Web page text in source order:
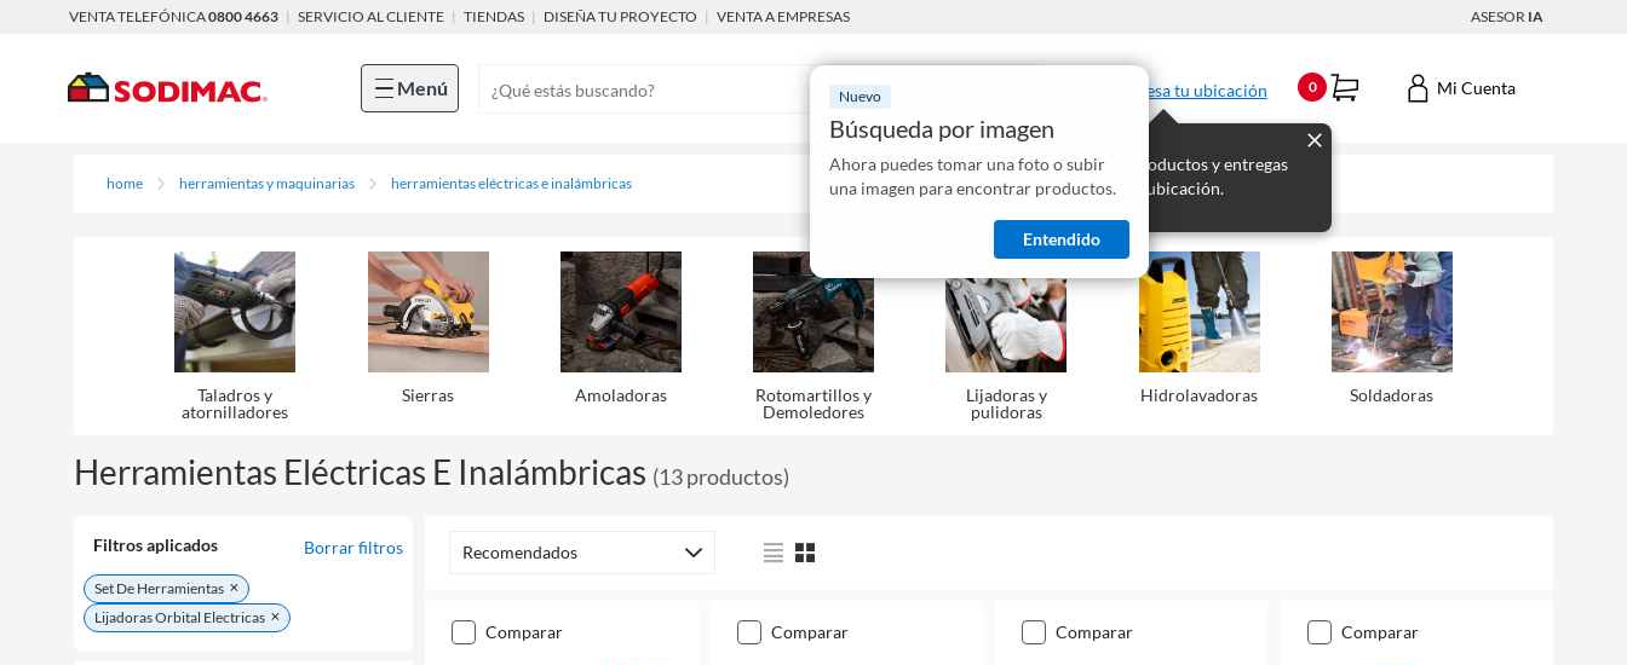
VENTA TELEFÓNICA0800 4663 | SERVICIO AL CLIENTE | TIENDAS | DISEÑA TU PROYECTO | VENTA A EMPRESAS ASESOR IA
Menú Nuevo
Búsqueda por imagen
Ahora puedes tomar una foto o subir
una imagen para encontrar productos.
Entendido
Ingresa tu ubicación
Mostraremos los productos y entregas
disponibles para tu ubicación.
0 Mi Cuenta
home herramientas y maquinarias herramientas eléctricas e inalámbricas
Taladros y
atornilladores
Sierras Amoladoras
Rotomartillos y
Demoledores
Lijadoras y
pulidoras
Hidrolavadoras Soldadoras
Herramientas Eléctricas E Inalámbricas (13productos)
Filtros aplicados Borrar filtros
Set De Herramientas
Lijadoras Orbital Electricas
Recomendados
comparar comparar comparar comparar